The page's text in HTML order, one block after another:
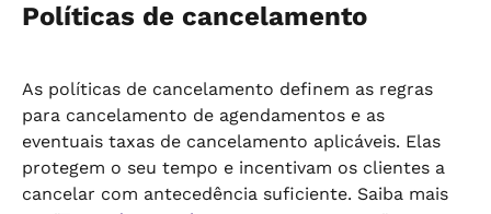
Políticas de cancelamento
As políticas de cancelamento definem as regras
para cancelamento de agendamentos e as
eventuais taxas de cancelamento aplicáveis. Elas
protegem o seu tempo e incentivam os clientes a
cancelar com antecedência suficiente. Saiba mais